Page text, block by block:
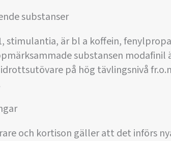
substanser
stimulantia, är bl a koffein,
substansen modafinil
på hög tävlingsnivå
och kortison gäller att det införs